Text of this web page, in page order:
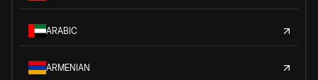
ARABIC
ARMENIAN